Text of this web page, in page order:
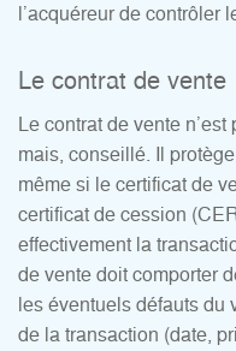
l’acquéreur de contrôler
Le contrat de vente
Le contrat de vente
mais, conseillé. Il
même si le certificat de
certificat de cession
effectivement la
de vente doit comporter
les éventuels défauts du
de la transaction (date,